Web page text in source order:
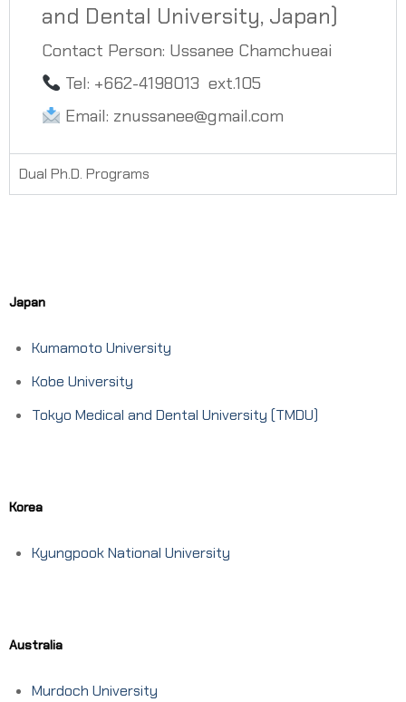
and Dental University, Japan)
Contact Person: Ussanee Chamchueai
Tel: +662-4198013 ext.105
Email: znussanee@gmail.com
Dual Ph.D. Programs
Japan
Kumamoto University
Kobe University
Tokyo Medical and Dental University (TMDU)
Korea
Kyungpook National University
Australia
Murdoch University